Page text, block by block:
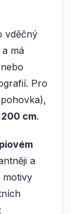
vděčný
má
Pro
cm.
a
motivy